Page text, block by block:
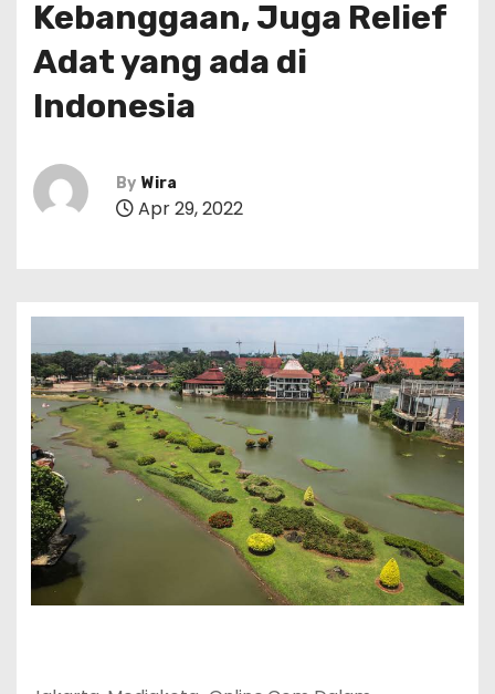
Kebanggaan, Juga Relief
Adat yang ada di
Indonesia
By Wira
Apr 29, 2022